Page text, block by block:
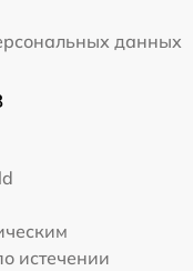
данных
истечении